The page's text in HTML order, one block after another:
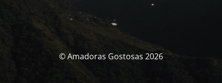
© Amadoras Gostosas 2026